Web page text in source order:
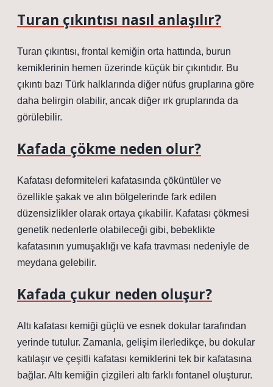
Turan çıkıntısı nasıl anlaşılır?
Turan çıkıntısı, frontal kemiğin orta hattında, burun
kemiklerinin hemen üzerinde küçük bir çıkıntıdır. Bu
çıkıntı bazı Türk halklarında diğer nüfus gruplarına göre
daha belirgin olabilir, ancak diğer ırk gruplarında da
görülebilir.
Kafada çökme neden olur?
Kafatası deformiteleri kafatasında çöküntüler ve
özellikle şakak ve alın bölgelerinde fark edilen
düzensizlikler olarak ortaya çıkabilir. Kafatası çökmesi
genetik nedenlerle olabileceği gibi, bebeklikte
kafatasının yumuşaklığı ve kafa travması nedeniyle de
meydana gelebilir.
Kafada çukur neden oluşur?
Altı kafatası kemiği güçlü ve esnek dokular tarafından
yerinde tutulur. Zamanla, gelişim ilerledikçe, bu dokular
katılaşır ve çeşitli kafatası kemiklerini tek bir kafatasına
bağlar. Altı kemiğin çizgileri altı farklı fontanel oluşturur.